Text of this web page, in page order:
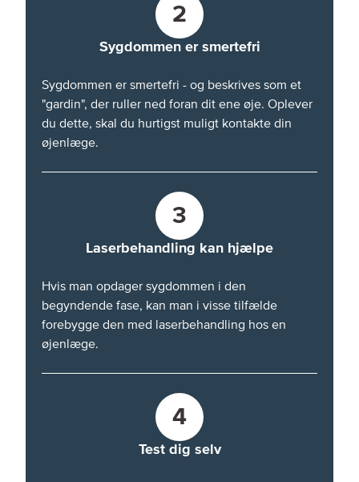
2
Sygdommen er smertefri
Sygdommen er smertefri - og beskrives som et
"gardin", der ruller ned foran dit ene øje. Oplever
du dette, skal du hurtigst muligt kontakte din
øjenlæge.
3
Laserbehandling kan hjælpe
Hvis man opdager sygdommen i den
begyndende fase, kan man i visse tilfælde
forebygge den med laserbehandling hos en
øjenlæge.
4
Test dig selv